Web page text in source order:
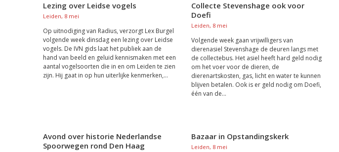
Lezing over Leidse vogels
Leiden, 8 mei
Op uitnodiging van Radius, verzorgt Lex Burgel
volgende week dinsdag een lezing over Leidse
vogels. De IVN gids laat het publiek aan de
hand van beeld en geluid kennismaken met een
aantal vogelsoorten die in en om Leiden te zien
zijn. Hij gaat in op hun uiterlijke kenmerken,...
Collecte Stevenshage ook voor
Doefi
Leiden, 8 mei
Volgende week gaan vrijwilligers van
dierenasiel Stevenshage de deuren langs met
de collectebus. Het asiel heeft hard geld nodig
om het voer voor de dieren, de
dierenartskosten, gas, licht en water te kunnen
blijven betalen. Ook is er geld nodig om Doefi,
één van de...
Avond over historie Nederlandse
Spoorwegen rond Den Haag
Bazaar in Opstandingskerk
Leiden, 8 mei